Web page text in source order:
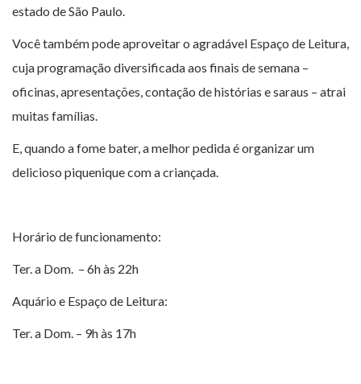
estado de São Paulo.
Você também pode aproveitar o agradável Espaço de Leitura,
cuja programação diversificada aos finais de semana –
oficinas, apresentações, contação de histórias e saraus – atrai
muitas famílias.
E, quando a fome bater, a melhor pedida é organizar um
delicioso piquenique com a criançada.
Horário de funcionamento:
Ter. a Dom. – 6h às 22h
Aquário e Espaço de Leitura:
Ter. a Dom. – 9h às 17h